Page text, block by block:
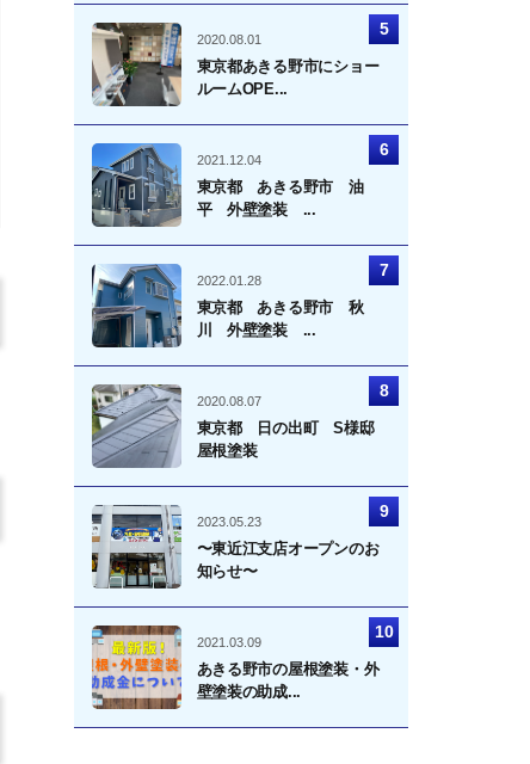
2020.08.01
東京都あきる野市にショー
ルームOPE...
2021.12.04
東京都 あきる野市 油
平 外壁塗装 ...
2022.01.28
東京都 あきる野市 秋
川 外壁塗装 ...
2020.08.07
東京都 日の出町 S様邸
屋根塗装
2023.05.23
〜東近江支店オープンのお
知らせ〜
2021.03.09
あきる野市の屋根塗装・外
壁塗装の助成...